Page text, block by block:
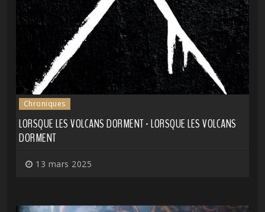
Chroniques
LORSQUE LES VOLCANS DORMENT - LORSQUE LES VOLCANS
DORMENT
13 mars 2025